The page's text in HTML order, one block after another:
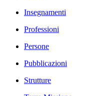
Insegnamenti
Professioni
Persone
Pubblicazioni
Strutture